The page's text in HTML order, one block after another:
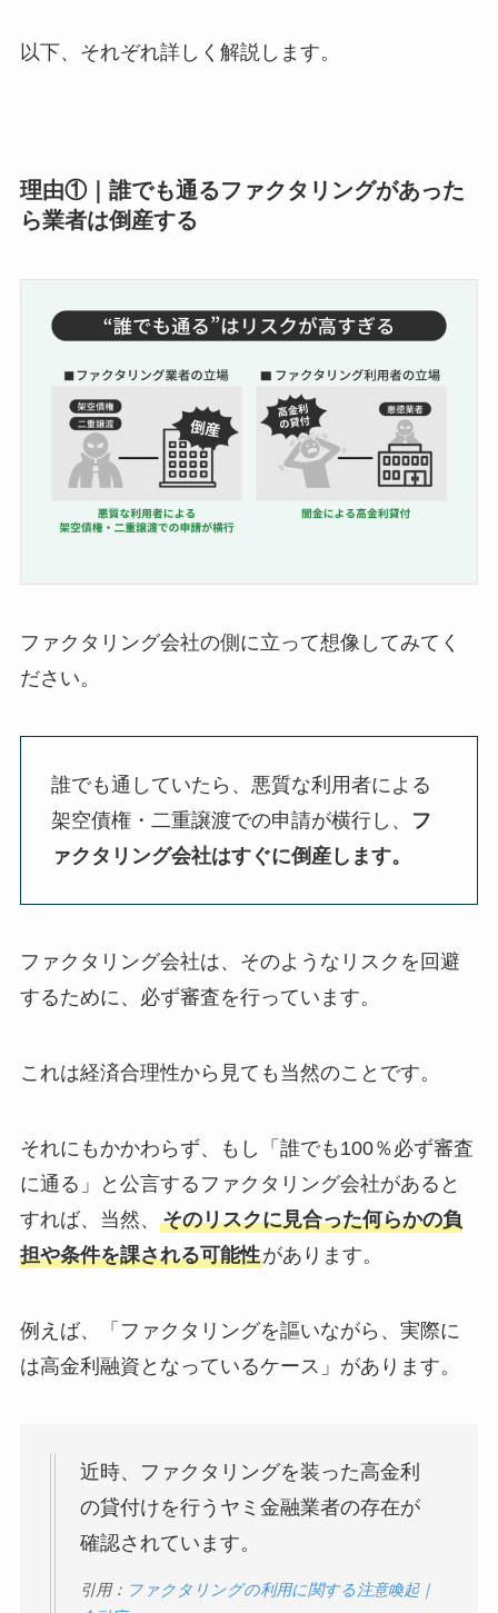
以下、それぞれ詳しく解説します。
理由①｜誰でも通るファクタリングがあった
ら業者は倒産する
ファクタリング会社の側に立って想像してみてく
ださい。
誰でも通していたら、悪質な利用者による
架空債権・二重譲渡での申請が横行し、
フ
ァクタリング会社はすぐに倒産します。
ファクタリング会社は、そのようなリスクを回避
するために、必ず審査を行っています。
これは経済合理性から見ても当然のことです。
それにもかかわらず、もし「誰でも100％必ず審査
に通る」と公言するファクタリング会社があると
すれば、当然、 そのリスクに見合った何らかの負
担や条件を課される可能性があります。
例えば、「ファクタリングを謳いながら、実際に
は高金利融資となっているケース」があります。
近時、ファクタリングを装った高金利
の貸付けを行うヤミ金融業者の存在が
確認されています。
引用： ファクタリングの利用に関する注意喚起｜